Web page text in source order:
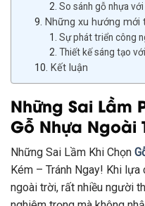
So sánh gỗ nhựa
Những xu hướng
Sự phát triển công
Thiết kế sáng tạo
Kết luận
Những Sai Lầm
Gỗ Nhựa Ngoài
Những Sai Lầm Khi Chọn
Kém – Tránh Ngay! Khi
ngoài trời, rất nhiều người